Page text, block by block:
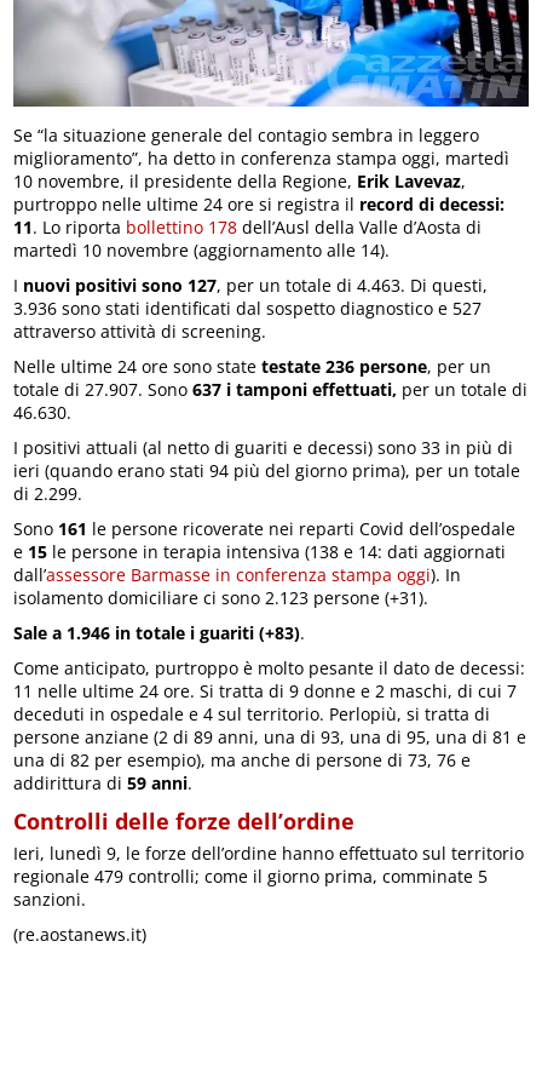
Se “la situazione generale del contagio sembra in leggero
miglioramento”, ha detto in conferenza stampa oggi, martedì
10 novembre, il presidente della Regione, Erik Lavevaz,
purtroppo nelle ultime 24 ore si registra il record di decessi:
11. Lo riporta bollettino 178 dell’Ausl della Valle d’Aosta di
martedì 10 novembre (aggiornamento alle 14).
I nuovi positivi sono 127, per un totale di 4.463. Di questi,
3.936 sono stati identificati dal sospetto diagnostico e 527
attraverso attività di screening.
Nelle ultime 24 ore sono statetestate 236 persone, per un
totale di 27.907. Sono637 i tamponi effettuati, per un totale di
46.630.
I positivi attuali (al netto di guariti e decessi) sono 33 in più di
ieri (quando erano stati 94 più del giorno prima), per un totale
di 2.299.
Sono 161 le persone ricoverate nei reparti Covid dell’ospedale
e 15 le persone in terapia intensiva (138 e 14: dati aggiornati
dall’assessore Barmasse in conferenza stampa oggi). In
isolamento domiciliare ci sono 2.123 persone (+31).
Sale a 1.946 in totale i guariti (+83).
Come anticipato, purtroppo è molto pesante il dato de decessi:
11 nelle ultime 24 ore. Si tratta di 9 donne e 2 maschi, di cui 7
deceduti in ospedale e 4 sul territorio. Perlopiù, si tratta di
persone anziane (2 di 89 anni, una di 93, una di 95, una di 81 e
una di 82 per esempio), ma anche di persone di 73, 76 e
addirittura di59 anni.
Controlli delle forze dell’ordine
Ieri, lunedì 9, le forze dell’ordine hanno effettuato sul territorio
regionale 479 controlli; come il giorno prima, comminate 5
sanzioni.
(re.aostanews.it)